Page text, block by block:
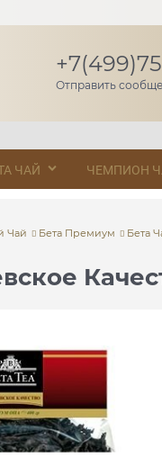
Отправить
ЧАЙ ЧЕМПИОН
Чай Бета Премиум Бета